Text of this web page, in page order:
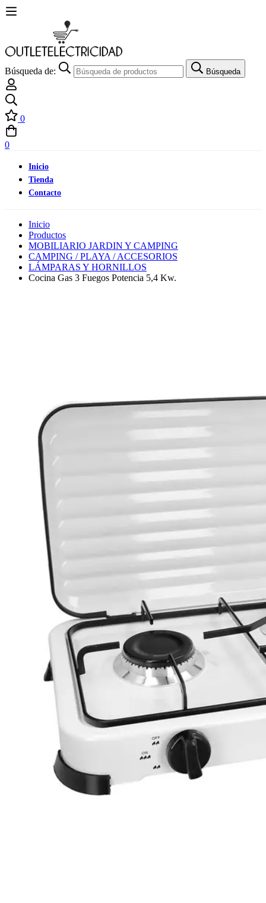
Búsqueda de: Búsqueda
0
0
Inicio
Tienda
Contacto
Inicio
Productos
MOBILIARIO JARDIN Y CAMPING
CAMPING / PLAYA / ACCESORIOS
LÁMPARAS Y HORNILLOS
Cocina Gas 3 Fuegos Potencia 5,4 Kw.